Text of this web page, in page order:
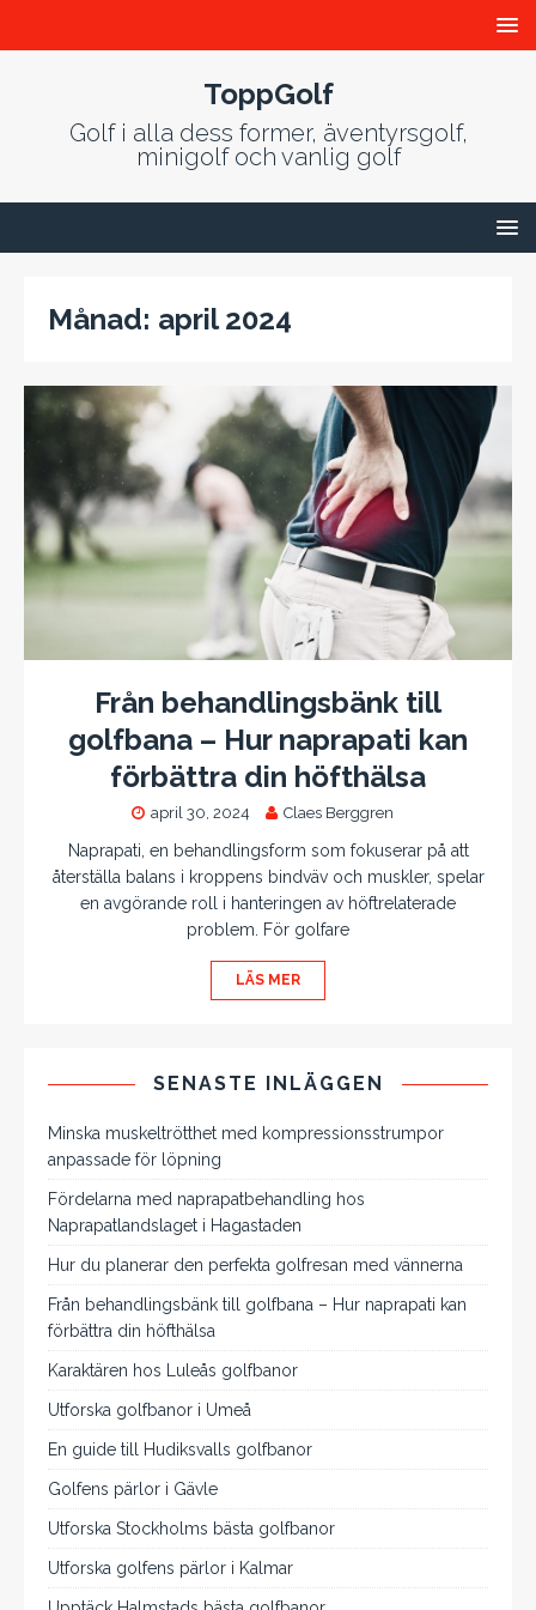
ToppGolf
Golf i alla dess former, äventyrsgolf,
minigolf och vanlig golf
Månad: april 2024
Från behandlingsbänk till
golfbana – Hur naprapati kan
förbättra din höfthälsa
april 30, 2024 Claes Berggren
Naprapati, en behandlingsform som fokuserar på att
återställa balans i kroppens bindväv och muskler, spelar
en avgörande roll i hanteringen av höftrelaterade
problem. För golfare
LÄS MER
SENASTE INLÄGGEN
Minska muskeltrötthet med kompressionsstrumpor
anpassade för löpning
Fördelarna med naprapatbehandling hos
Naprapatlandslaget i Hagastaden
Hur du planerar den perfekta golfresan med vännerna
Från behandlingsbänk till golfbana – Hur naprapati kan
förbättra din höfthälsa
Karaktären hos Luleås golfbanor
Utforska golfbanor i Umeå
En guide till Hudiksvalls golfbanor
Golfens pärlor i Gävle
Utforska Stockholms bästa golfbanor
Utforska golfens pärlor i Kalmar